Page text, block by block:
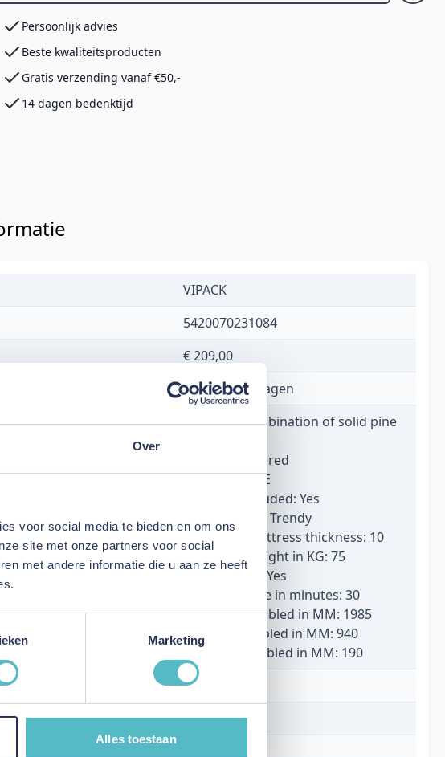
Over
voor social media te bieden en om ons
site met onze partners voor social
met andere informatie die u aan ze heeft
Marketing
Alles toestaan
Persoonlijk advies
Beste kwaliteitsproducten
Gratis verzending vanaf €50,-
14 dagen bedenktijd
VIPACK
5420070231084
€ 209,00
1 tot 5 werkdagen
Material: Combination of solid pine
Finish: Lacquered
Colour: WHITE
Slat base included: Yes
Product style: Trendy
Maximum mattress thickness: 10
Maximum weight in KG: 75
FSC Certified: Yes
Assembly time in minutes: 30
Length assembled in MM: 1985
Width assembled in MM: 940
Height assembled in MM: 190
Wit
199 cm